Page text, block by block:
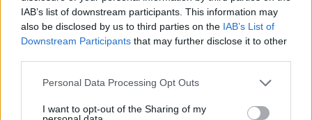
IAB’s list of downstream participants. This information may
also be disclosed by us to third parties on the IAB’s List of
Downstream Participants that may further disclose it to other
Personal Data Processing Opt Outs
I want to opt-out of the Sharing of my
Hallo zusammen,
suche noch einige nette Nachbarn.
LG
hainichkätzchen63